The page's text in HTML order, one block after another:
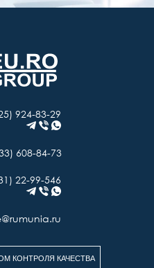
924-83-29
22-99-546
608-84-73
КОНТРОЛЯ КАЧЕСТВА